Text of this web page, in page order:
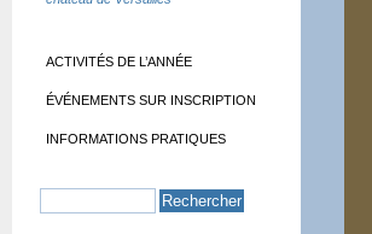
ACTIVITÉS DE L’ANNÉE
ÉVÉNEMENTS SUR INSCRIPTION
INFORMATIONS PRATIQUES